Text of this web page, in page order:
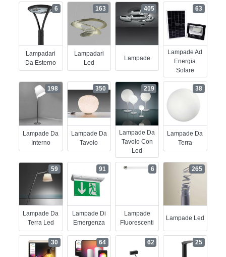
Lampadari
Da Esterno
6
Lampadari
Led
163
Lampade
405
Lampade Ad
Energia
Solare
63
Lampade Da
Interno
198
Lampade Da
Tavolo
350
Lampade Da
Tavolo Con
Led
219
Lampade Da
Terra
38
Lampade Da
Terra Led
59
Lampade Di
Emergenza
91
Lampade
Fluorescenti
6
Lampade Led
265
30 64 62 25